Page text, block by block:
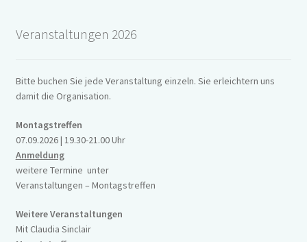
Veranstaltungen 2026
Bitte buchen Sie jede Veranstaltung einzeln. Sie erleichtern uns
damit die Organisation.
Montagstreffen
07.09.2026 | 19.30-21.00 Uhr
Anmeldung
weitere Termine unter
Veranstaltungen – Montagstreffen
Weitere Veranstaltungen
Mit Claudia Sinclair